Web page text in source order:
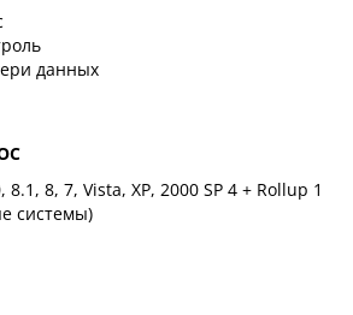
данных
8, 7, Vista, XP, 2000 SP 4 + Rollup 1
системы)